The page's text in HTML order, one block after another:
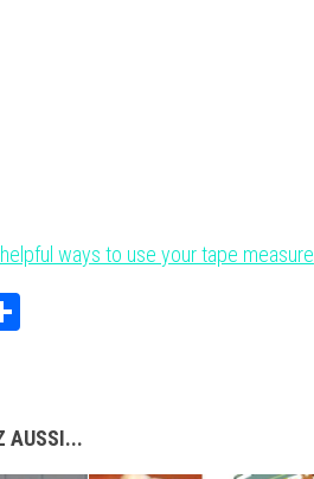
ways to use your tape measure
AUSSI...